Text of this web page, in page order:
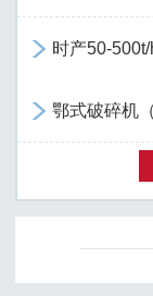
 时产50-
鄂式破碎机